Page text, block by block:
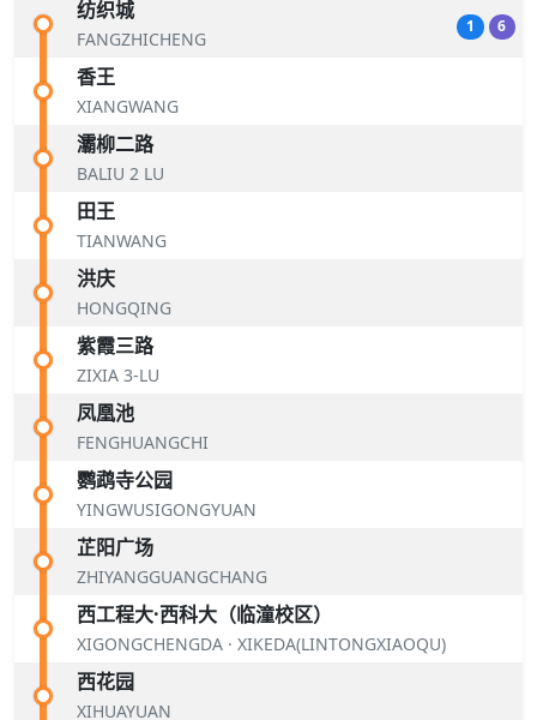
纺织城
FANGZHICHENG
1 6
香王
XIANGWANG
灞柳二路
BALIU 2 LU
田王
TIANWANG
洪庆
HONGQING
紫霞三路
ZIXIA 3-LU
凤凰池
FENGHUANGCHI
鹦鹉寺公园
YINGWUSIGONGYUAN
芷阳广场
ZHIYANGGUANGCHANG
西工程大·西科大（临潼校区）
XIGONGCHENGDA · XIKEDA(LINTONGXIAOQU)
西花园
XIHUAYUAN